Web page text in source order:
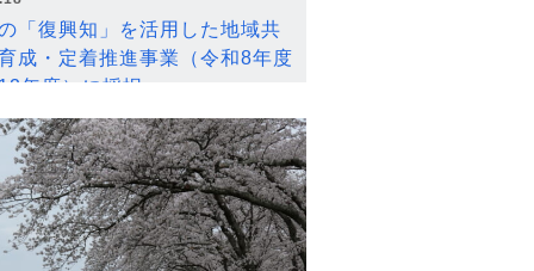
「復興知」を活用した地域共
成・定着推進事業（令和8年度
年度）に採択